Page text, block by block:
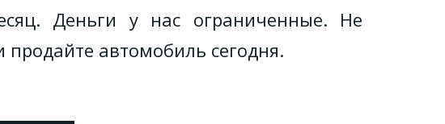
Деньги у нас ограниченные. Не
продайте автомобиль сегодня.